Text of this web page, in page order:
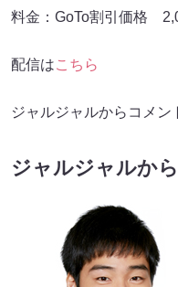
料金：GoTo割引価格
配信はこちら
ジャルジャルからコメン
ジャルジャルか